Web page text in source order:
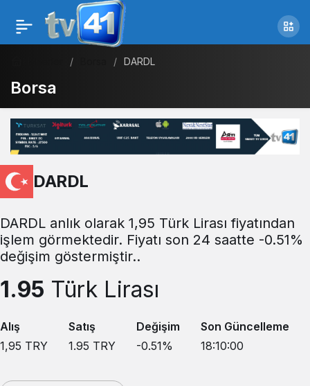
DARDL
Borsa
DARDL
DARDL anlık olarak 1,95 Türk Lirası fiyatından
işlem görmektedir. Fiyatı son 24 saatte -0.51%
değişim göstermiştir..
1.95 Türk Lirası
Alış
1,95 TRY
Satış
1.95 TRY
Değişim
-0.51%
Son Güncelleme
18:10:00